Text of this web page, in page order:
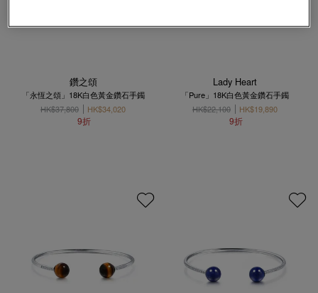
鑽之頌
「永恆之頌」18K白色黃金鑽石手鐲
HK$37,800
HK$34,020
9折
Lady Heart
「Pure」18K白色黃金鑽石手鐲
HK$22,100
HK$19,890
9折